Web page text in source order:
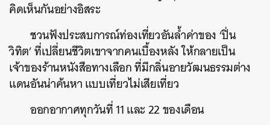
คิดเห็นกันอย่างอิสระ
ชวนฟังประสบการณ์ท่องเที่ยวอันล้ำค่าของ ‘ปิ่น
วิทิต’ ที่เปลี่ยนชีวิตเขาจากคนเบื้องหลัง ให้กลายเป็น
เจ้าของร้านหนังสือทางเลือก ที่มีกลิ่นอายวัฒนธรรมต่าง
แดนอันน่าค้นหา แบบเที่ยวไม่เสียเที่ยว
ออกอากาศทุกวันที่ 11 และ 22 ของเดือน